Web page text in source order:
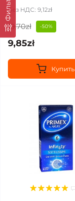
ФильтрБез НДС: 9,12zł
19,70zł -50%
9,85zł
Купить